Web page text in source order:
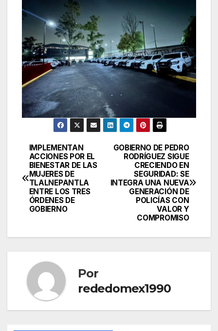
Navegación
de
entradas
GOBIERNO DE PEDRO
RODRÍGUEZ SIGUE
CRECIENDO EN
SEGURIDAD: SE
INTEGRA UNA NUEVA
GENERACIÓN DE
POLICÍAS CON
VALOR Y
COMPROMISO
IMPLEMENTAN
ACCIONES POR EL
BIENESTAR DE LAS
MUJERES DE
TLALNEPANTLA
ENTRE LOS TRES
ÓRDENES DE
GOBIERNO
Por
rededomex1990